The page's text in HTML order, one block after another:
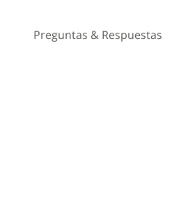
Preguntas & Respuestas